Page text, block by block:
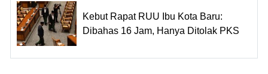
Kebut Rapat RUU Ibu Kota Baru:
Dibahas 16 Jam, Hanya Ditolak PKS